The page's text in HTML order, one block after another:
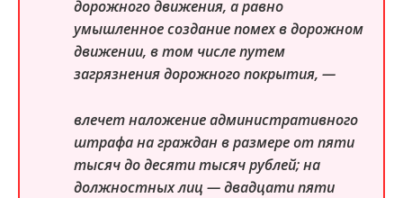
дорожного движения, а равно
умышленное создание помех в дорожном
движении, в том числе путем
загрязнения дорожного покрытия, —
влечет наложение административного
штрафа на граждан в размере от пяти
тысяч до десяти тысяч рублей; на
должностных лиц — двадцати пяти